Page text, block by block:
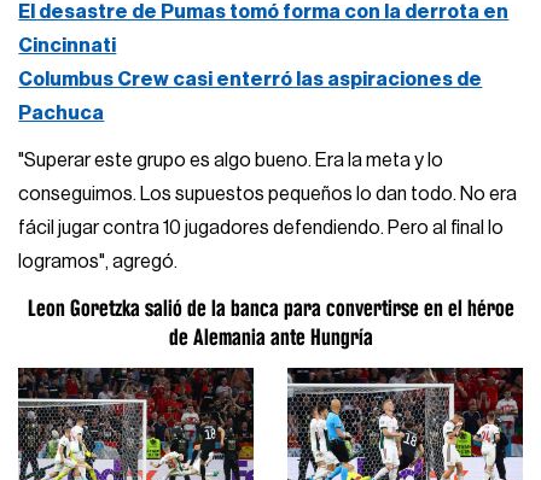
El desastre de Pumas tomó forma con la derrota en
Cincinnati
Columbus Crew casi enterró las aspiraciones de
Pachuca
"Superar este grupo es algo bueno. Era la meta y lo
conseguimos. Los supuestos pequeños lo dan todo. No era
fácil jugar contra 10 jugadores defendiendo. Pero al final lo
logramos", agregó.
Leon Goretzka salió de la banca para convertirse en el héroe
de Alemania ante Hungría